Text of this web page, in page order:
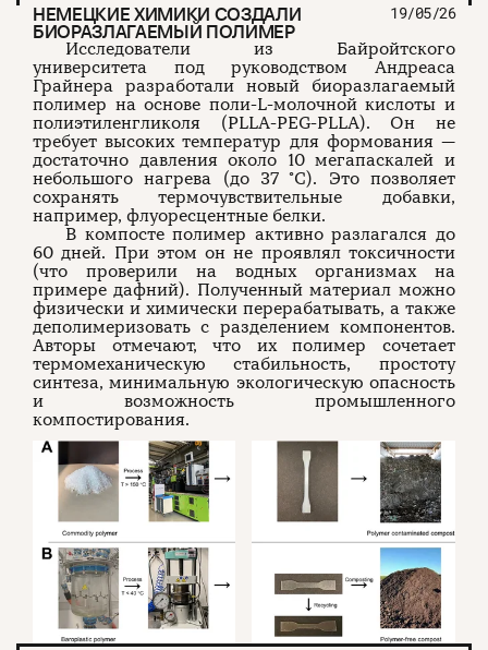
НЕМЕЦКИЕ ХИМИКИ СОЗДАЛИ
БИОРАЗЛАГАЕМЫЙ ПОЛИМЕР
19/05/26
Исследователи из Байройтского
университета под руководством Андреаса
Грайнера разработали новый биоразлагаемый
полимер на основе поли-L-молочной кислоты и
полиэтиленгликоля (PLLA-PEG-PLLA). Он не
требует высоких температур для формования —
достаточно давления около 10 мегапаскалей и
небольшого нагрева (до 37 °C). Это позволяет
сохранять термочувствительные добавки,
например, флуоресцентные белки.
В компосте полимер активно разлагался до
60 дней. При этом он не проявлял токсичности
(что проверили на водных организмах на
примере дафний). Полученный материал можно
физически и химически перерабатывать, а также
деполимеризовать с разделением компонентов.
Авторы отмечают, что их полимер сочетает
термомеханическую стабильность, простоту
синтеза, минимальную экологическую опасность
и возможность промышленного
компостирования.